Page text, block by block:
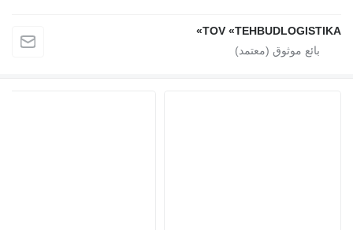
TOV «TEHBUDLOGISTIKA»